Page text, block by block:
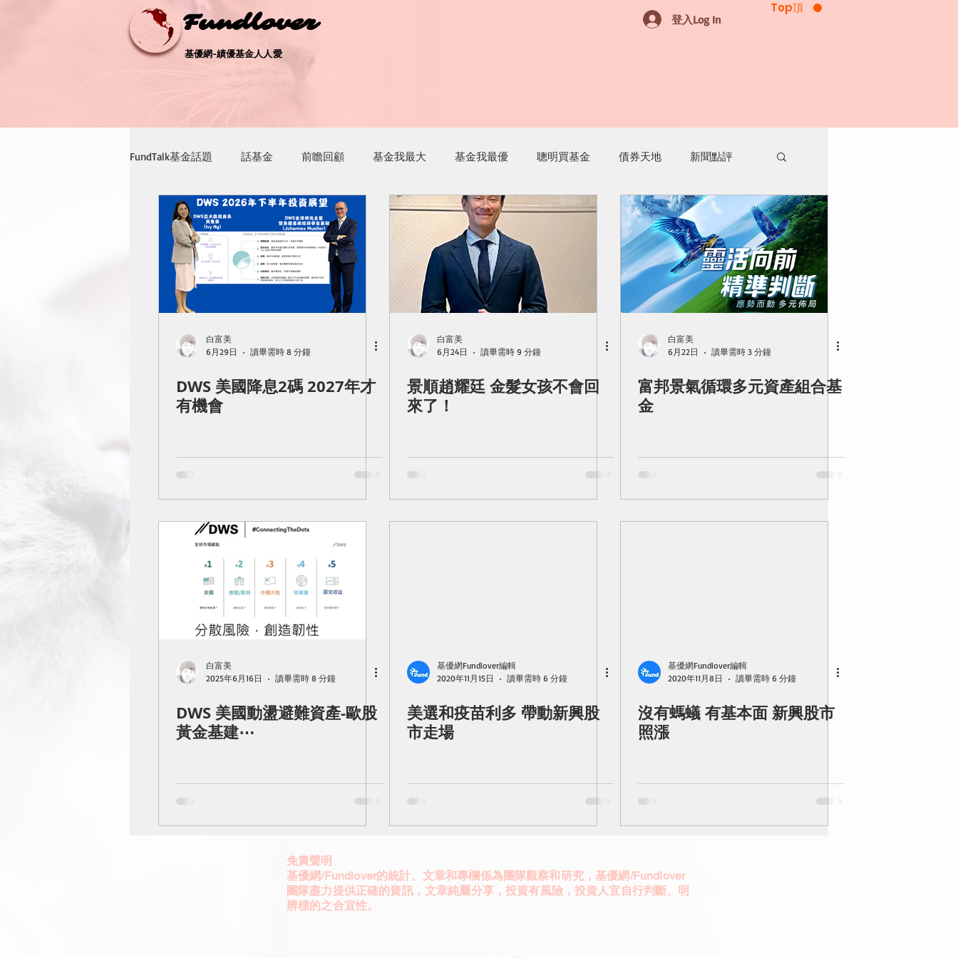
Fundlover
Fundlover
基優網-績優基金人人愛
基優網-績優基金人人愛
登入Log In
Top頂
FundTalk基金話題 話基金 前瞻回顧 基金我最大 基金我最優 聰明買基金 債券天地 新聞點評
退休趣 聽基金 生活我最大 財經新聞這樣解讀
白富美
6月29日
讀畢需時 8 分鐘
DWS 美國降息2碼 2027年才
有機會
白富美
6月24日
讀畢需時 9 分鐘
景順趙耀廷 金髮女孩不會回
來了！
白富美
6月22日
讀畢需時 3 分鐘
富邦景氣循環多元資產組合基
金
白富美
2025年6月16日
讀畢需時 8 分鐘
DWS 美國動盪避難資產-歐股
黃金基建⋯
基優網Fundlover編輯
2020年11月15日
讀畢需時 6 分鐘
美選和疫苗利多 帶動新興股
市走場
基優網Fundlover編輯
2020年11月8日
讀畢需時 6 分鐘
沒有螞蟻 有基本面 新興股市
照漲
免責聲明
基優網/Fundlover的統計、文章和專欄係為團隊觀察和研究，基優網/Fundlover
團隊盡力提供正確的資訊，文章純屬分享，投資有風險，投資人宜自行判斷、明
辨標的之合宜性。